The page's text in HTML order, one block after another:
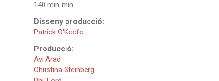
140 min
Disseny producció:
Patrick O'Keefe
Producció:
Avi Arad
Christina Steinberg